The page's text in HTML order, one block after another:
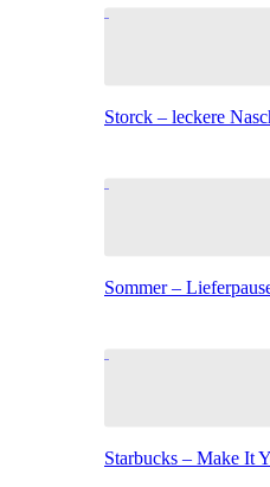
Storck – leckere
Sommer –
Starbucks – Make It